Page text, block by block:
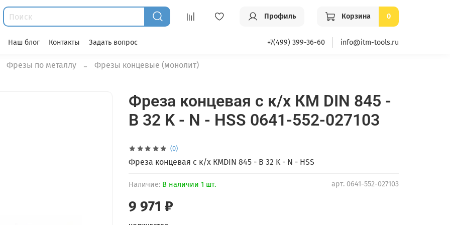
Профиль Корзина 0
Наш блог Контакты Задать вопрос +7(499) 399-36-60 info@itm-tools.ru
Фрезы по металлу Фрезы концевые (монолит)
(0)
арт. 0641-552-027103
Наличие: В наличии 1 шт.
Фреза концевая с к/х КМ DIN 845 -
B 32 K - N - HSS 0641-552-027103
9 971 ₽
Фреза концевая с к/х КМDIN 845 - B 32 K - N - HSS